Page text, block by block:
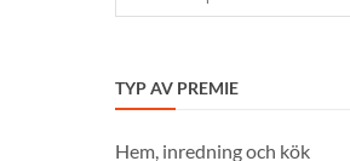
for:
TYP AV PREMIE
Hem, inredning och kök